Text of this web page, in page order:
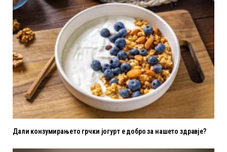
Дали конзумирањето грчки јогурт е добро за нашето здравје?